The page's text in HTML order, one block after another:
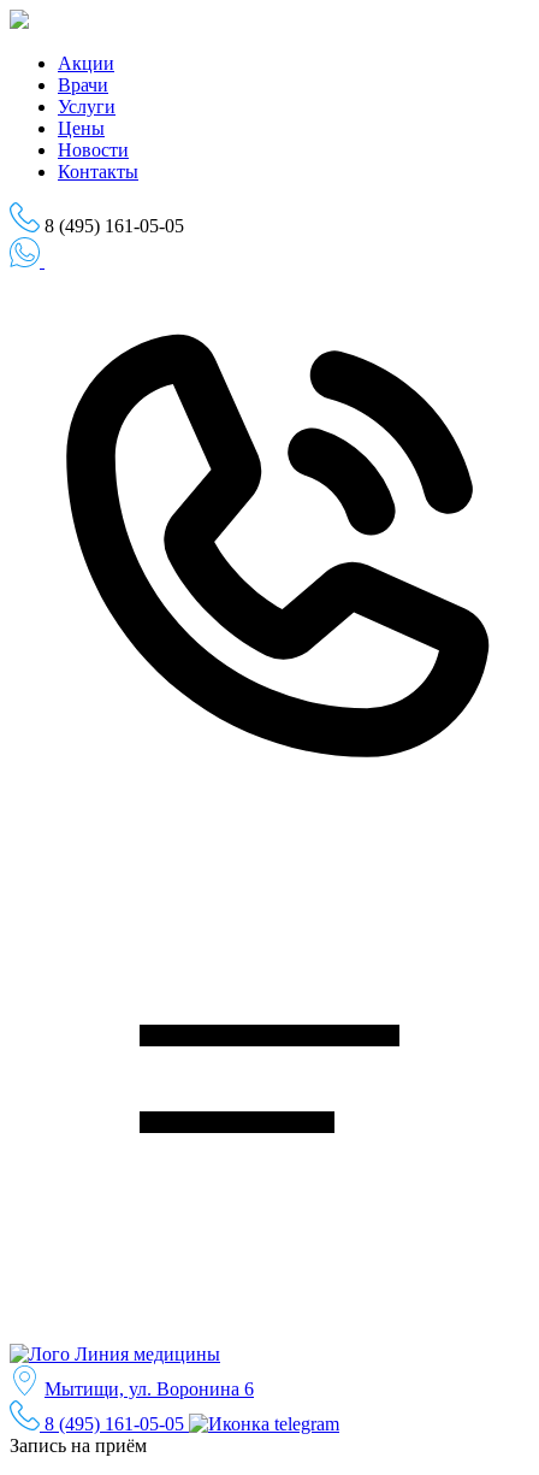
Skip
content
Акции
Врачи
Услуги
Цены
Новости
Контакты
8 (495) 161-05-05
Мытищи, ул. Воронина 6
8 (495) 161-05-05
Запись на приём